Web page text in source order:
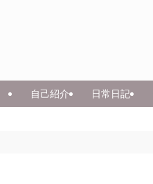
自己紹介 日常日記